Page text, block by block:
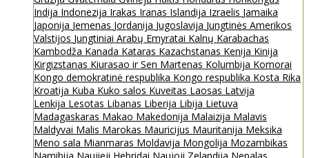
Indija Indonezija Irakas Iranas Islandija Izraelis Jamaika
Japonija Jemenas Jordanija Jugoslavija Jungtinės Amerikos
Valstijos Jungtiniai Arabų Emyratai Kalnų Karabachas
Kambodža Kanada Kataras Kazachstanas Kenija Kinija
Kirgizstanas Kiurasao ir Sen Martenas Kolumbija Komorai
Kongo demokratinė respublika Kongo respublika Kosta Rika
Kroatija Kuba Kuko salos Kuveitas Laosas Latvija
Lenkija Lesotas Libanas Liberija Libija Lietuva
Madagaskaras Makao Makedonija Malaizija Malavis
Maldyvai Malis Marokas Mauricijus Mauritanija Meksika
Meno sala Mianmaras Moldavija Mongolija Mozambikas
Namibija Naujieji Hebridai Naujoji Zelandija Nepalas